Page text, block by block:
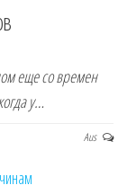
еще со времен
у…
Aus